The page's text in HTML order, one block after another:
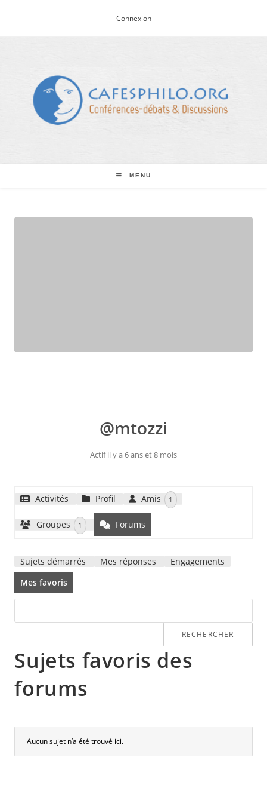
Connexion
MENU
@mtozzi
Actif il y a 6 ans et 8 mois
Activités Profil Amis 1
Groupes 1 Forums
Sujets démarrés Mes réponses
Engagements
Mes favoris
Sujets favoris des
forums
Aucun sujet n’a été trouvé ici.